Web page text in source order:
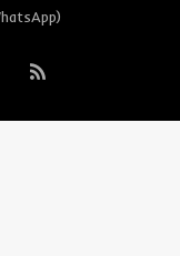
TikTokRSS